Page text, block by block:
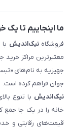
ما اینجاییم تا
فروشگاهنیک‌اندیش
معتبرترین مراکز خرید
جهیزیه به نام‌های
جوان فراهم کرده است.
نیک‌اندیش با تنوع
خانه را در یک جا جمع
قیمت‌های رقابتی و